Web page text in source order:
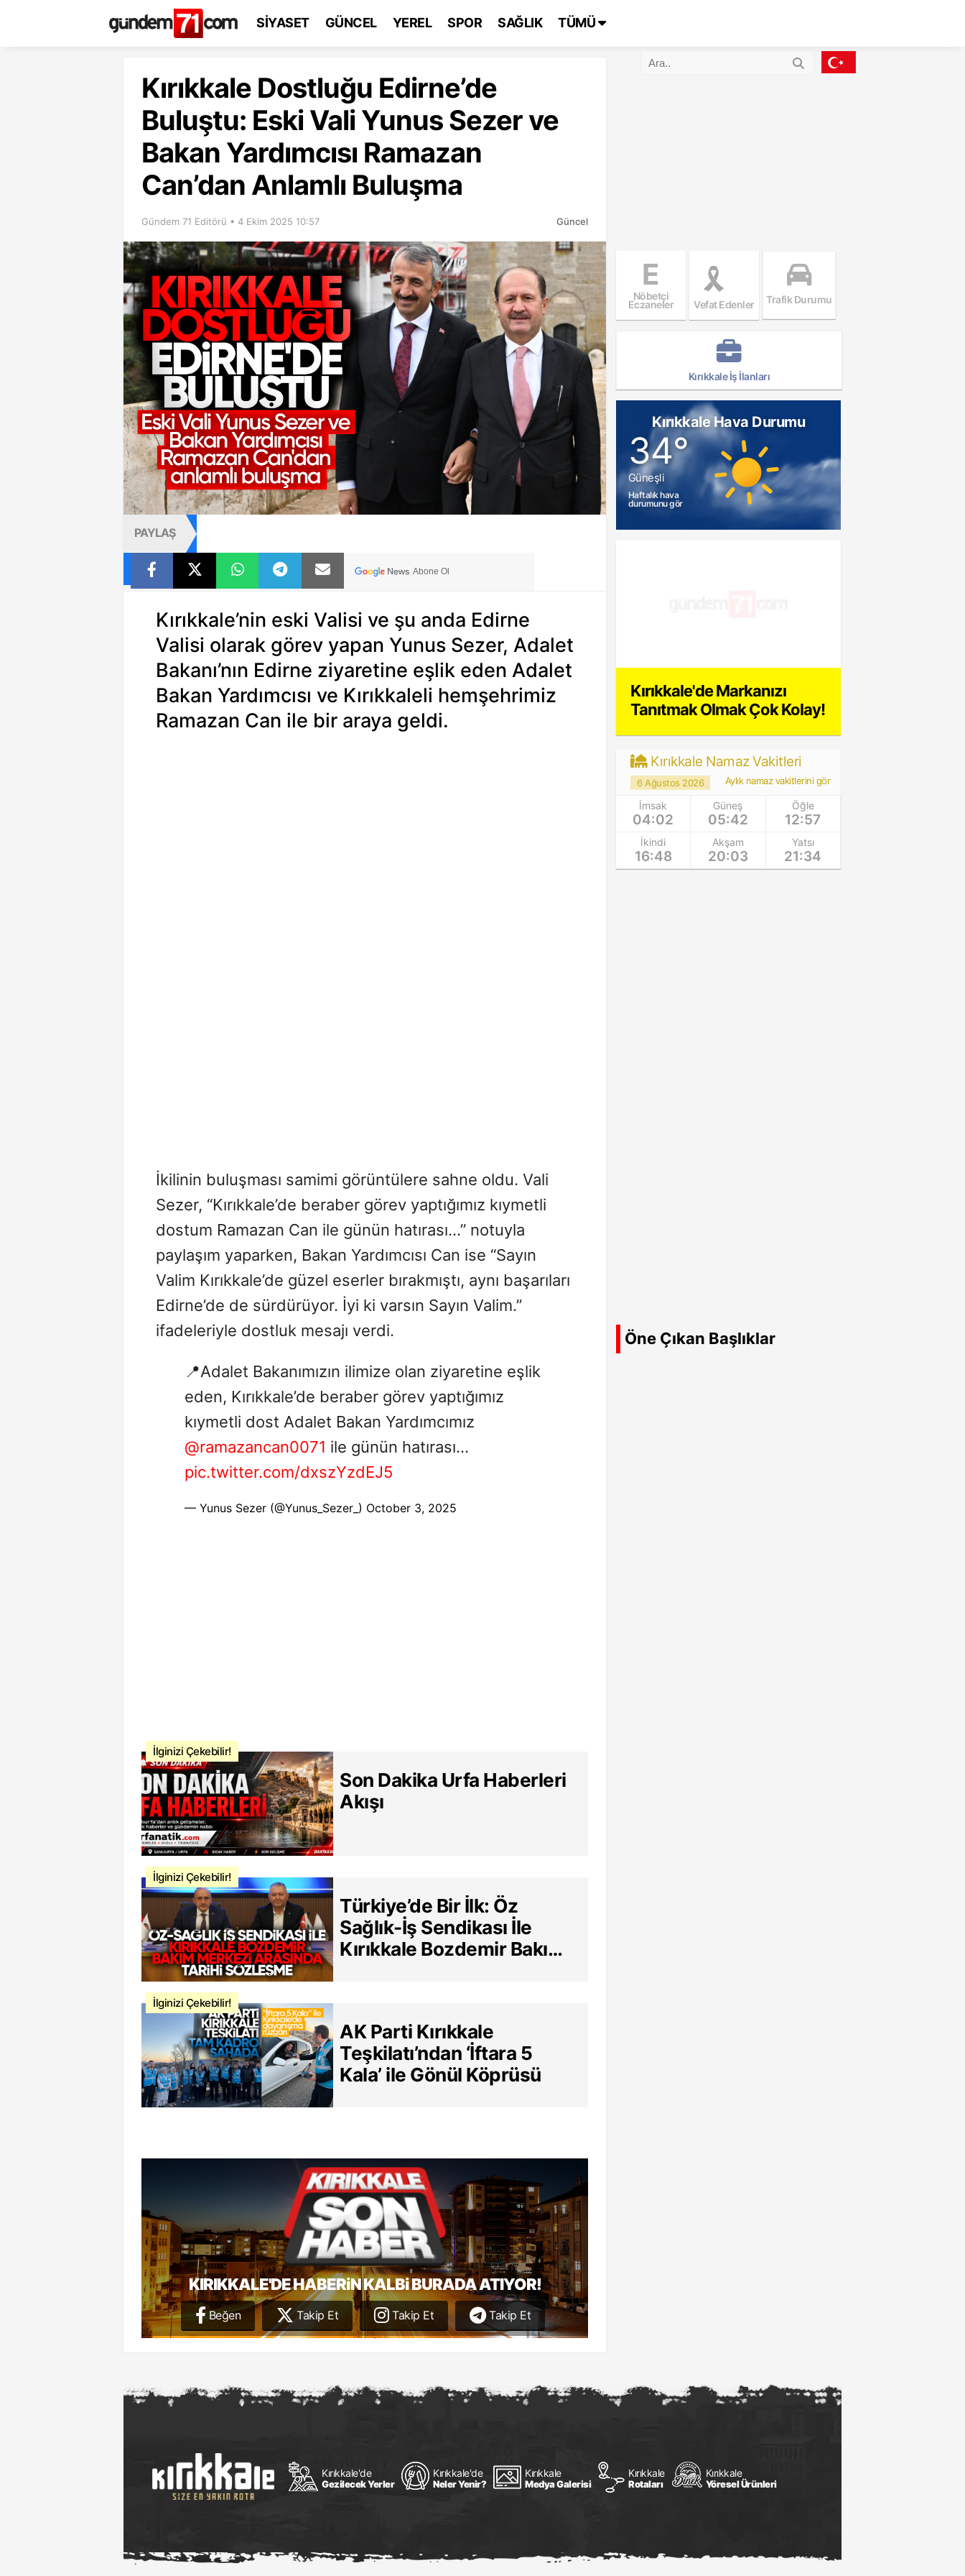
SİYASET GÜNCEL YEREL SPOR SAĞLIK TÜMÜ
Kırıkkale Dostluğu Edirne’de
Buluştu: Eski Vali Yunus Sezer ve
Bakan Yardımcısı Ramazan
Can’dan Anlamlı Buluşma
Gündem 71 Editörü • 4 Ekim 2025 10:57 Güncel
PAYLAŞ
Abone Ol
Kırıkkale’nin eski Valisi ve şu anda Edirne
Valisi olarak görev yapan Yunus Sezer, Adalet
Bakanı’nın Edirne ziyaretine eşlik eden Adalet
Bakan Yardımcısı ve Kırıkkaleli hemşehrimiz
Ramazan Can ile bir araya geldi.
İkilinin buluşması samimi görüntülere sahne oldu. Vali
Sezer, “Kırıkkale’de beraber görev yaptığımız kıymetli
dostum Ramazan Can ile günün hatırası…” notuyla
paylaşım yaparken, Bakan Yardımcısı Can ise “Sayın
Valim Kırıkkale’de güzel eserler bırakmıştı, aynı başarıları
Edirne’de de sürdürüyor. İyi ki varsın Sayın Valim.”
ifadeleriyle dostluk mesajı verdi.
📍Adalet Bakanımızın ilimize olan ziyaretine eşlik
eden, Kırıkkale’de beraber görev yaptığımız
kıymetli dost Adalet Bakan Yardımcımız
@ramazancan0071 ile günün hatırası…
pic.twitter.com/dxszYzdEJ5
— Yunus Sezer (@Yunus_Sezer_) October 3, 2025
İlginizi Çekebilir!
Son Dakika Urfa Haberleri
Akışı
İlginizi Çekebilir!
Türkiye’de Bir İlk: Öz
Sağlık-İş Sendikası İle
Kırıkkale Bozdemir Bakım
İlginizi Çekebilir!
AK Parti Kırıkkale
Teşkilatı’ndan ‘İftara 5
Kala’ ile Gönül Köprüsü
KIRIKKALE'DE HABERiN KALBi BURADA ATIYOR!
Beğen Takip Et Takip Et Takip Et
E
Nöbetçi
Eczaneler Vefat Edenler Trafik Durumu
Kırıkkale İş İlanları
Kırıkkale Hava Durumu
34°
Güneşli
Haftalık hava
durumunu gör
Kırıkkale'de Markanızı
Tanıtmak Olmak Çok Kolay!
Kırıkkale Namaz Vakitleri
6 Ağustos 2026 Aylık namaz vakitlerini gör
İmsak
04:02
Güneş
05:42
Öğle
12:57
İkindi
16:48
Akşam
20:03
Yatsı
21:34
Öne Çıkan Başlıklar
Kırıkkale'de
Gezilecek Yerler
Kırıkkale'de
Neler Yenir?
Kırıkkale
Medya Galerisi
Kırıkkale
Rotaları
Kırıkkale
Yöresel Ürünleri